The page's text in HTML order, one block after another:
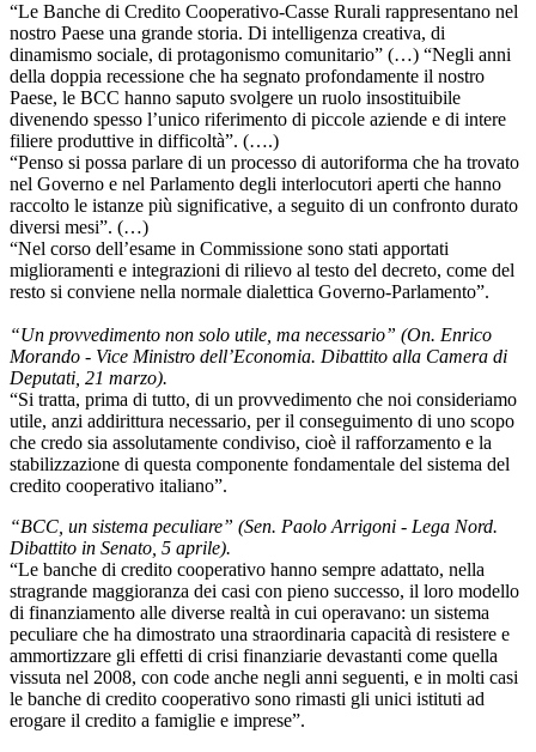
“Le Banche di Credito Cooperativo-Casse Rurali rappresentano nel
nostro Paese una grande storia. Di intelligenza creativa, di
dinamismo sociale, di protagonismo comunitario” (…) “Negli anni
della doppia recessione che ha segnato profondamente il nostro
Paese, le BCC hanno saputo svolgere un ruolo insostituibile
divenendo spesso l’unico riferimento di piccole aziende e di intere
filiere produttive in difficoltà”. (….)
“Penso si possa parlare di un processo di autoriforma che ha trovato
nel Governo e nel Parlamento degli interlocutori aperti che hanno
raccolto le istanze più significative, a seguito di un confronto durato
diversi mesi”. (…)
“Nel corso dell’esame in Commissione sono stati apportati
miglioramenti e integrazioni di rilievo al testo del decreto, come del
resto si conviene nella normale dialettica Governo-Parlamento”.
“Un provvedimento non solo utile, ma necessario” (On. Enrico
Morando - Vice Ministro dell’Economia. Dibattito alla Camera di
Deputati, 21 marzo).
“Si tratta, prima di tutto, di un provvedimento che noi consideriamo
utile, anzi addirittura necessario, per il conseguimento di uno scopo
che credo sia assolutamente condiviso, cioè il rafforzamento e la
stabilizzazione di questa componente fondamentale del sistema del
credito cooperativo italiano”.
“BCC, un sistema peculiare” (Sen. Paolo Arrigoni - Lega Nord.
Dibattito in Senato, 5 aprile).
“Le banche di credito cooperativo hanno sempre adattato, nella
stragrande maggioranza dei casi con pieno successo, il loro modello
di finanziamento alle diverse realtà in cui operavano: un sistema
peculiare che ha dimostrato una straordinaria capacità di resistere e
ammortizzare gli effetti di crisi finanziarie devastanti come quella
vissuta nel 2008, con code anche negli anni seguenti, e in molti casi
le banche di credito cooperativo sono rimasti gli unici istituti ad
erogare il credito a famiglie e imprese”.